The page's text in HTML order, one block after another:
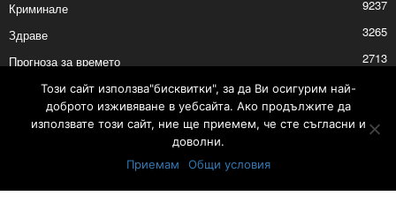
Криминале
9237
Здраве
3265
Прогноза за времето
2713
Политика
Култура
Този сайт използва"бисквитки", за да Ви осигурим най-
доброто изживяване в уебсайта. Ако продължите да
използвате този сайт, ние ще приемем, че сте съгласни и
доволни.
Приемам
Общи условия